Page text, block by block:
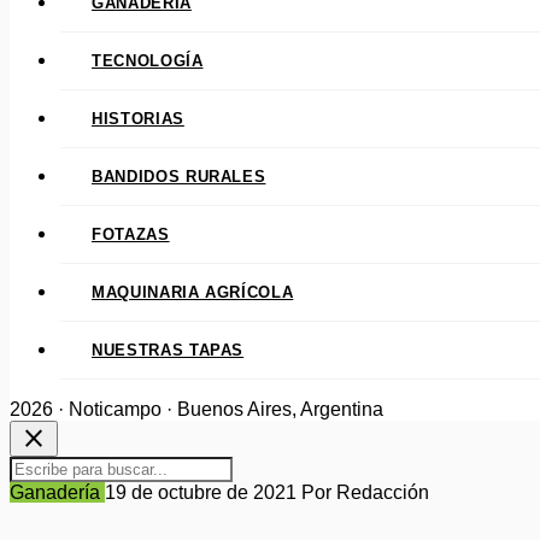
TECNOLOGÍA
HISTORIAS
BANDIDOS RURALES
FOTAZAS
MAQUINARIA AGRÍCOLA
NUESTRAS TAPAS
2026 · Noticampo · Buenos Aires, Argentina
close
Ganadería 19 de octubre de 2021 Por Redacción